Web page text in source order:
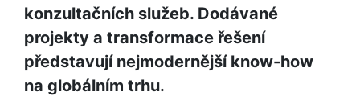
konzultačních služeb. Dodávané
projekty a transformace řešení
představují nejmodernější know-how
na globálním trhu.